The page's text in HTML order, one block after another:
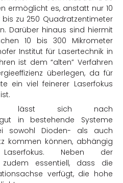
ermöglicht es, anstatt nur 10
zu 250 Quadratzentimeter
Darüber hinaus sind hiermit
10 bis 300 Mikrometer
Institut für Lasertechnik in
ist dem “alten” Verfahren
überlegen, da für
ein viel feinerer Laserfokus
lässt sich nach
in bestehende Systeme
sowohl Dioden- als auch
kommen können, abhängig
Neben der
essentiell, dass die
verfügt, die hohe